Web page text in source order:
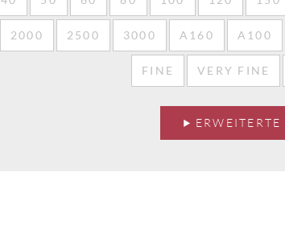
2000 2500 3000 A160 A100
FINE VERY FINE
ERWEITERTE